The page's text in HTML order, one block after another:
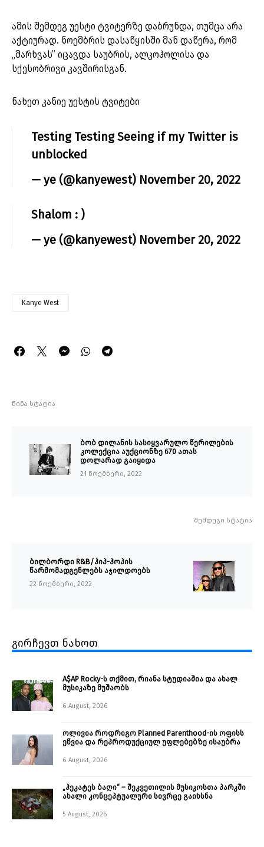
ამის შემდეგ უესტი ტვიტერზე დაბრუნდა, თუმცა არა
აქტიურად. ნოემბრის დასაწყისში მან დაწერა, რომ
„მარხვას” იცავდა საუბრის, ალკოჰოლისა და
სქესობრივი კავშირისგან.
ნახეთ კანიე უესტის ტვიტები
Testing Testing Seeing if my Twitter is
unblocked
— ye (@kanyewest) November 20, 2022
Shalom : )
— ye (@kanyewest) November 20, 2022
Kanye West
წინა სტატია
ბობ დილანის სასიყვარულო წერილების
კოლექცია აუქციონზე 670 ათას
დოლარად გაიყიდა
21 ნოემბერი, 2022
შემდეგი სტატია
ბილბორდი R&B/ჰიპ-ჰოპის
წარმომადგენლებს აჯილდოებს
22 ნოემბერი, 2022
გირჩევთ ნახოთ
A$AP Rocky-ს თქმით, რიანა სტუდიაშია და ახალ
მუსიკაზე მუშაობს
6 August, 2026
ოლივია როდრიგო Planned Parenthood-ის ოფისს
ეწვია და რეპროდუქციულ უფლებებზე ისაუბრა
6 August, 2026
„ჰეკატეს ბაღი“ – შეკვეთილის მუსიკოსთა პარკში
ახალი კონცეპტუალური სივრცე გაიხსნა ￼
5 August, 2026